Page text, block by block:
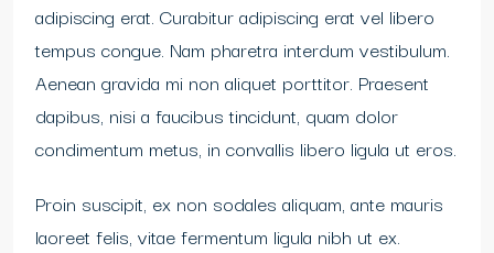
adipiscing erat. Curabitur adipiscing erat vel libero
tempus congue. Nam pharetra interdum vestibulum.
Aenean gravida mi non aliquet porttitor. Praesent
dapibus, nisi a faucibus tincidunt, quam dolor
condimentum metus, in convallis libero ligula ut eros.
Proin suscipit, ex non sodales aliquam, ante mauris
laoreet felis, vitae fermentum ligula nibh ut ex.